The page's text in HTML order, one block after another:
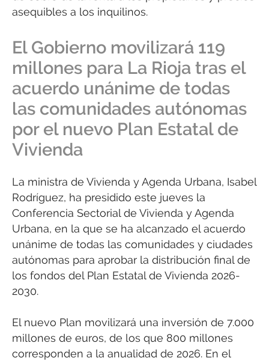
asequibles a los inquilinos.
El Gobierno movilizará 119
millones para La Rioja tras el
acuerdo unánime de todas
las comunidades autónomas
por el nuevo Plan Estatal de
Vivienda
La ministra de Vivienda y Agenda Urbana, Isabel
Rodríguez, ha presidido este jueves la
Conferencia Sectorial de Vivienda y Agenda
Urbana, en la que se ha alcanzado el acuerdo
unánime de todas las comunidades y ciudades
autónomas para aprobar la distribución final de
los fondos del Plan Estatal de Vivienda 2026-
2030.
El nuevo Plan movilizará una inversión de 7.000
millones de euros, de los que 800 millones
corresponden a la anualidad de 2026. En el